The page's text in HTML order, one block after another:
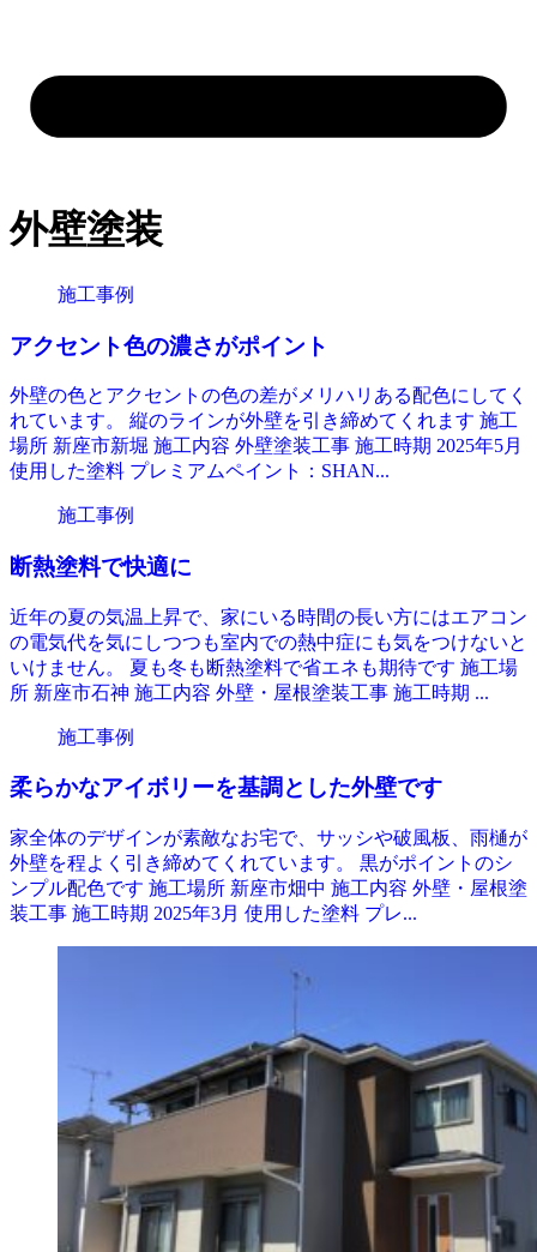
外壁塗装
施工事例
アクセント色の濃さがポイント
外壁の色とアクセントの色の差がメリハリある配色にしてく
れています。 縦のラインが外壁を引き締めてくれます 施工
場所 新座市新堀 施工内容 外壁塗装工事 施工時期 2025年5月
使用した塗料 プレミアムペイント：SHAN...
施工事例
断熱塗料で快適に
近年の夏の気温上昇で、家にいる時間の長い方にはエアコン
の電気代を気にしつつも室内での熱中症にも気をつけないと
いけません。 夏も冬も断熱塗料で省エネも期待です 施工場
所 新座市石神 施工内容 外壁・屋根塗装工事 施工時期 ...
施工事例
柔らかなアイボリーを基調とした外壁です
家全体のデザインが素敵なお宅で、サッシや破風板、雨樋が
外壁を程よく引き締めてくれています。 黒がポイントのシ
ンプル配色です 施工場所 新座市畑中 施工内容 外壁・屋根塗
装工事 施工時期 2025年3月 使用した塗料 プレ...